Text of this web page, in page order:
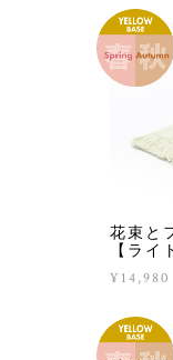
花束と
【ライ
¥14,980